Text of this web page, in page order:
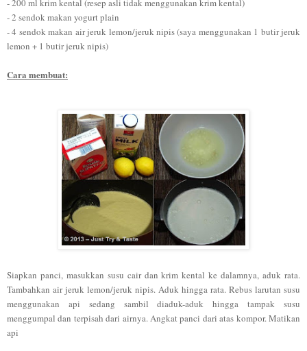
-2 sendok makan yogurt plain
-4 sendok makan air jeruk lemon/jeruk nipis (saya menggunakan 1 butir jeruk
lemon + 1 butirjeruk nipis)
Cara membuat:
Siapkan panci, masukkan susu cair dan krim kental ke dalamnya, aduk rata.
Tambahkan air jeruk lemon/jeruk nipis. Aduk hingga rata. Rebus larutan susu
menggunakan api sedang sambil diaduk-aduk hingga tampak susu
menggumpal dan terpisah dari airnya. Angkatpanci dari atas kompor.Matikan
api